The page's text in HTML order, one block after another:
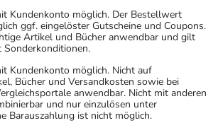
Kundenkonto möglich. Der Bestellwert
ggf. eingelöster Gutscheine und Coupons.
Artikel und Bücher anwendbar und gilt
Kundenkonto möglich. Nicht auf
Bücher und Versandkosten sowie bei
anwendbar. Nicht mit anderen
und nur einzulösen unter
Barauszahlung ist nicht möglich.